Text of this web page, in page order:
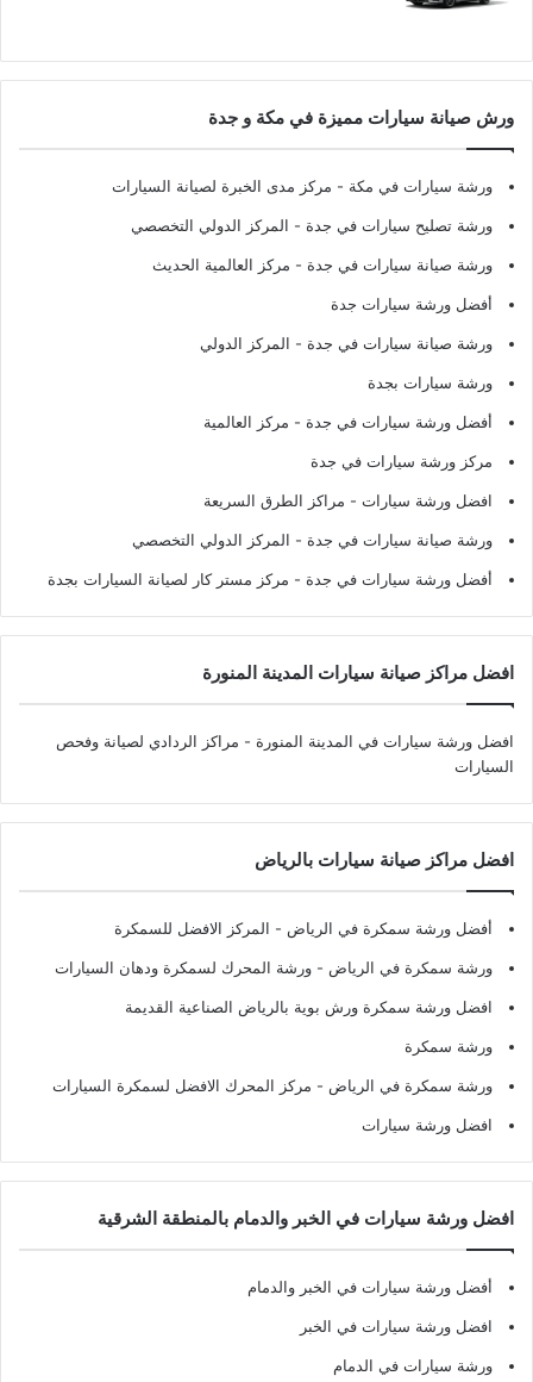
ورش صيانة سيارات مميزة في مكة و جدة
ورشة سيارات في مكة - مركز مدى الخبرة لصيانة السيارات
ورشة تصليح سيارات في جدة - المركز الدولي التخصصي
ورشة صيانة سيارات في جدة - مركز العالمية الحديث
أفضل ورشة سيارات جدة
ورشة صيانة سيارات في جدة - المركز الدولي
ورشة سيارات بجدة
أفضل ورشة سيارات في جدة - مركز العالمية
مركز ورشة سيارات في جدة
افضل ورشة سيارات - مراكز الطرق السريعة
ورشة صيانة سيارات في جدة - المركز الدولي التخصصي
أفضل ورشة سيارات في جدة - مركز مستر كار لصيانة السيارات بجدة
افضل مراكز صيانة سيارات المدينة المنورة
افضل ورشة سيارات في المدينة المنورة - مراكز الردادي لصيانة وفحص
السيارات
افضل مراكز صيانة سيارات بالرياض
أفضل ورشة سمكرة في الرياض - المركز الافضل للسمكرة
ورشة سمكرة في الرياض - ورشة المحرك لسمكرة ودهان السيارات
افضل ورشة سمكرة ورش بوية بالرياض الصناعية القديمة
ورشة سمكرة
ورشة سمكرة في الرياض - مركز المحرك الافضل لسمكرة السيارات
افضل ورشة سيارات
افضل ورشة سيارات في الخبر والدمام بالمنطقة الشرقية
أفضل ورشة سيارات في الخبر والدمام
افضل ورشة سيارات في الخبر
ورشة سيارات في الدمام